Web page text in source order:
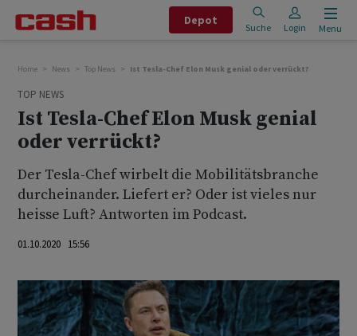
Depot
Suche Login Menu
Home News Top News Ist Tesla-Chef Elon Musk genial oder verrückt?
TOP NEWS
Ist Tesla-Chef Elon Musk genial
oder verrückt?
Der Tesla-Chef wirbelt die Mobilitätsbranche
durcheinander. Liefert er? Oder ist vieles nur
heisse Luft? Antworten im Podcast.
01.10.2020 15:56